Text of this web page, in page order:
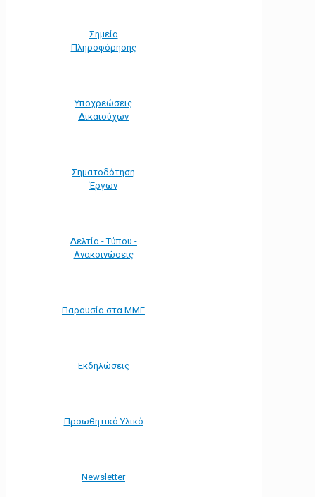
Σημεία
Πληροφόρησης
Υποχρεώσεις
Δικαιούχων
Σηματοδότηση
Έργων
Δελτία - Τύπου -
Ανακοινώσεις
Παρουσία στα ΜΜΕ
Εκδηλώσεις
Προωθητικό Υλικό
Νewsletter